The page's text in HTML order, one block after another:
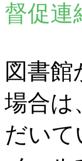
督促連
図書
場合は
だいて